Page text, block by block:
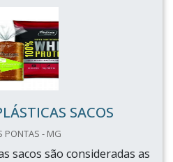
SACOS
PONTAS - MG
sacos são consideradas as